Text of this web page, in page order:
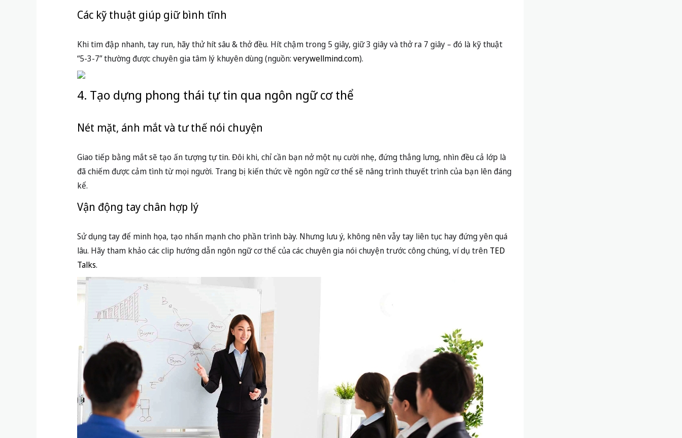
Lý do nên luyện tập “giả lập” nhiều lần
Luyện tập không chỉ giúp bạn nhớ nội dung mà còn “làm quen” với cảm giác đứng trước đám đông. Nhiều nghiên cứu đã
chứng minh, luyện tập trước gương hoặc trước bạn bè giúp giảm run đến 70% (Theo Psychology Today).
Cách luyện tập hiệu quả
định như bị hỏi bất ngờ, quên nội dung để tập xử lý trước, từ đó không bị lúng túng khi lên lớp.
Nhận diện nỗi sợ và học cách kiểm soát
Nỗi sợ khi thuyết trình bắt nguồn từ việc sợ mắc lỗi, lo bị phán xét. Thay vì nghĩ tới cái nhìn tiêu cực, hãy chủ động tìm
Các kỹ thuật giúp giữ bình tĩnh
“5-3-7” thường được chuyên gia tâm lý khuyên dùng (nguồn:
4. Tạo dựng phong thái tự tin qua ngôn ngữ cơ thể
Nét mặt, ánh mắt và tư thế nói chuyện
Giao tiếp bằng mắt sẽ tạo ấn tượng tự tin. Đôi khi, chỉ cần bạn nở một nụ cười nhẹ, đứng thẳng lưng, nhìn đều cả lớp là
đã chiếm được cảm tình từ mọi người. Trang bị kiến thức về ngôn ngữ cơ thể sẽ nâng trình thuyết trình của bạn lên đáng
kể.